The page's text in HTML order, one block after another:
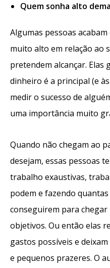
Quem sonha alto
Algumas pessoas
muito alto em relação ao
pretendem alcançar. Elas
dinheiro é a principal (e
medir o sucesso de
uma importância muito
Quando não chegam ao
desejam, essas pessoas
trabalho exaustivas,
podem e fazendo
conseguirem para
objetivos. Ou então elas
gastos possíveis e
e pequenos prazeres. O